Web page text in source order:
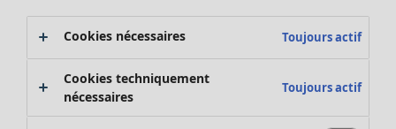
Cookies nécessaires Toujours actif
Cookies techniquement
nécessaires
Toujours actif